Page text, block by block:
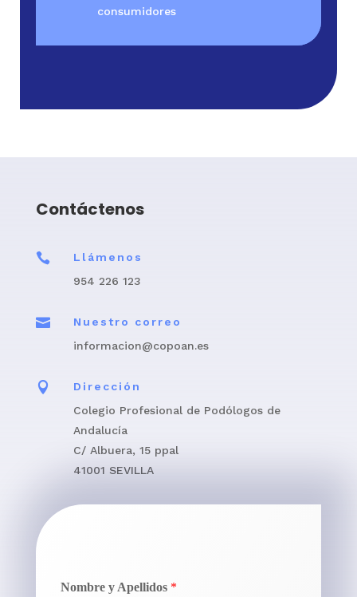
consumidores
Contáctenos

Llámenos
954 226 123

Nuestro correo
informacion@copoan.es

Dirección
Colegio Profesional de Podólogos de
Andalucía
C/ Albuera, 15 ppal
41001 SEVILLA
Nombre y Apellidos *